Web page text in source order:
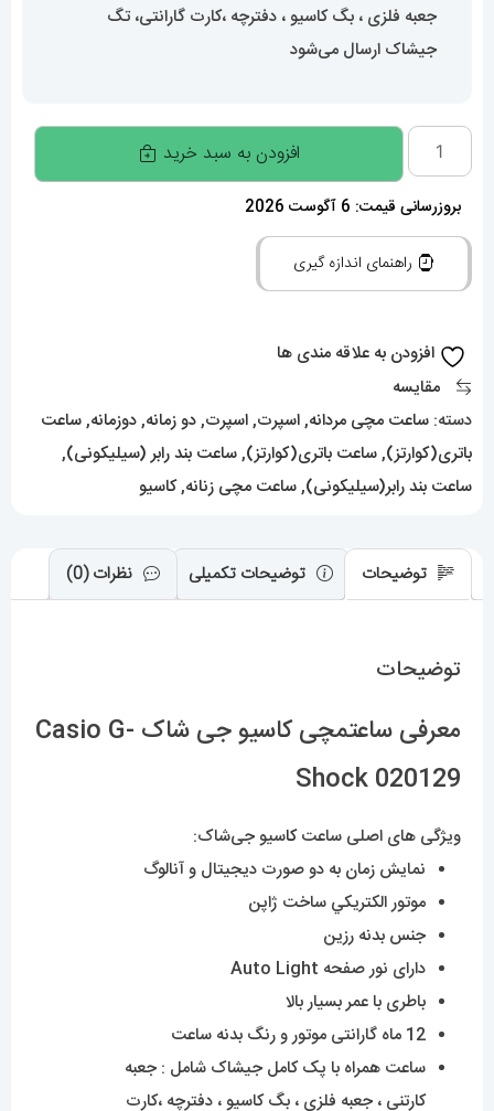
جعبه فلزی ، بگ کاسیو ، دفترچه ،کارت گارانتی، تگ
جیشاک ارسال می‌شود
ساعتمچی
کاسیو
جی
شاک
Casio
Shock
020129
افزودن به سبد خرید
بروزرسانی قیمت: 6 آگوست 2026
راهنمای اندازه گیری
افزودن به علاقه مندی ها
مقایسه
دسته: ساعت مچی مردانه,اسپرت,اسپرت,دو زمانه,دوزمانه,ساعت
باتری(کوارتز),ساعت باتری(کوارتز),ساعت بند رابر (سیلیکونی),
ساعت بند رابر(سیلیکونی),ساعت مچی زنانه,کاسیو
توضیحات توضیحات تکمیلی نظرات (0)
توضیحات
معرفی ساعتمچی کاسیو جی شاک Casio G-
Shock 020129
ویژگی های اصلی ساعتکاسیو جی‌شاک:
نمایش زمان به دو صورت دیجیتال و آنالوگ
موتور الکتريکي ساخت ژاپن
جنس بدنه رزین
دارای نور صفحه Auto Light
باطری با عمر بسیار بالا
12 ماه گارانتی موتور و رنگ بدنه ساعت
ساعت همراه با پک کامل جیشاک شامل : جعبه
کارتنی ، جعبه فلزی ، بگ کاسیو ، دفترچه ،کارت